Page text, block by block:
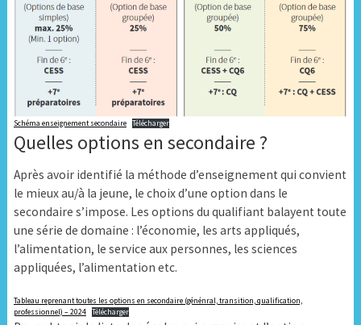
Schéma enseignement secondaire Télécharger
Quelles options en secondaire ?
Après avoir identifié la méthode d’enseignement qui convient
le mieux au/à la jeune, le choix d’une option dans le
secondaire s’impose. Les options du qualifiant balayent toute
une série de domaine : l’économie, les arts appliqués,
l’alimentation, le service aux personnes, les sciences
appliquées, l’alimentation etc.
Tableau reprenant toutes les options en secondaire (génénral, transition, qualification,
professionnel) – 2024 Télécharger